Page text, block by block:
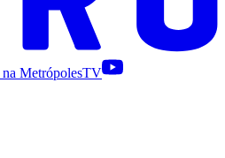
na MetrópolesTV